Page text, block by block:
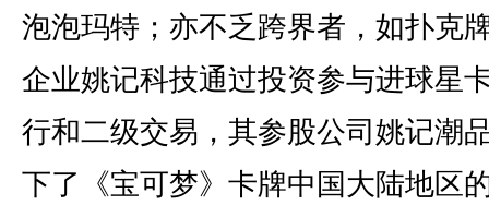
泡泡玛特；亦不乏跨界者，如扑克
企业姚记科技通过投资参与进球星
行和二级交易，其参股公司姚记潮
下了《宝可梦》卡牌中国大陆地区